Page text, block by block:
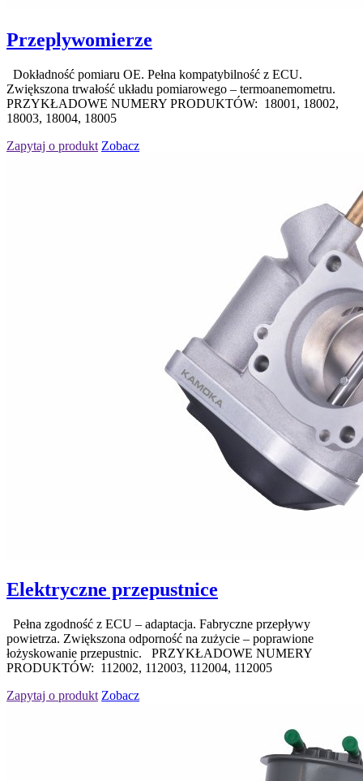
Przeplywomierze
Dokładność pomiaru OE. Pełna kompatybilność z ECU.
Zwiększona trwałość układu pomiarowego – termoanemometru.
PRZYKŁADOWE NUMERY PRODUKTÓW: 18001, 18002,
18003, 18004, 18005
Zapytaj o produkt Zobacz
Elektryczne przepustnice
Pełna zgodność z ECU – adaptacja. Fabryczne przepływy
powietrza. Zwiększona odporność na zużycie – poprawione
łożyskowanie przepustnic. PRZYKŁADOWE NUMERY
PRODUKTÓW: 112002, 112003, 112004, 112005
Zapytaj o produkt Zobacz